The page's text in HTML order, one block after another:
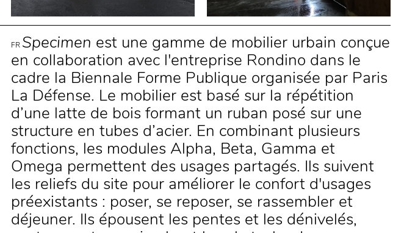
FR Specimen est une gamme de mobilier urbain conçue
en collaboration avec l'entreprise Rondino dans le
cadre la Biennale Forme Publique organisée par Paris
La Défense. Le mobilier est basé sur la répétition
d’une latte de bois formant un ruban posé sur une
structure en tubes d’acier. En combinant plusieurs
fonctions, les modules Alpha, Beta, Gamma et
Omega permettent des usages partagés. Ils suivent
les reliefs du site pour améliorer le confort d'usages
préexistants : poser, se reposer, se rassembler et
déjeuner. Ils épousent les pentes et les dénivelés,